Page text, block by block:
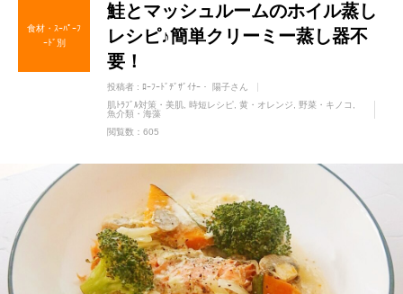
食材・ｽｰﾊﾟｰﾌ
ｰﾄﾞ別
鮭とマッシュルームのホイル蒸し
レシピ♪簡単クリーミー蒸し器不
要！
投稿者 : ﾛｰﾌｰﾄﾞﾃﾞｻﾞｲﾅｰ・ 陽子さん
肌ﾄﾗﾌﾞﾙ対策・美肌 時短レシピ 黄・オレンジ
野菜・キノコ
魚介類・海藻
閲覧数：605